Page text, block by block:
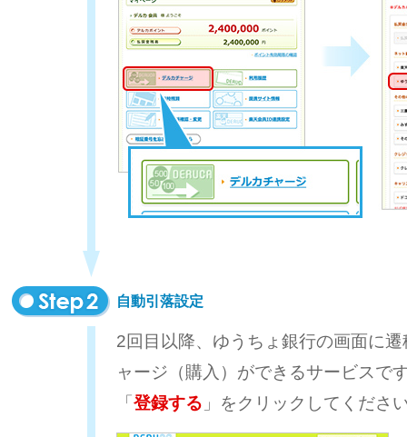
自動引落設定
2回目以降、ゆうちょ銀行の画面に
ャージ（購入）ができるサービスで
「 登録する 」をクリックしてくださ